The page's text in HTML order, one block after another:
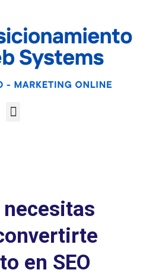
en SEO
Analiza tu web gratis